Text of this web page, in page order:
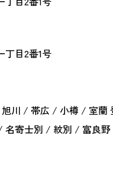
丁目2番1号
川 / 帯広 / 小樽 / 室
寄士別 / 紋別 / 富良